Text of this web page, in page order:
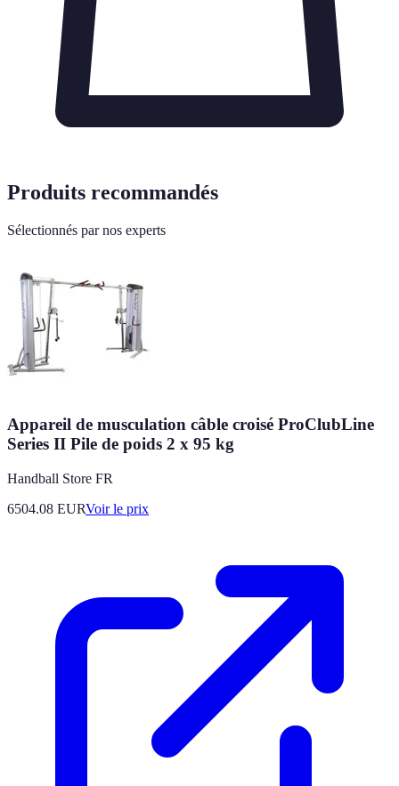
Produits recommandés
Sélectionnés par nos experts
Appareil de musculation câble croisé ProClubLine
Series II Pile de poids 2 x 95 kg
Handball Store FR
6504.08 EURVoir le prix